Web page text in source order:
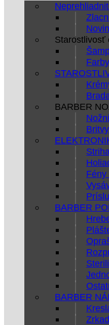
Starostlivosť
BARBER
Fény
BARBER
BARBER